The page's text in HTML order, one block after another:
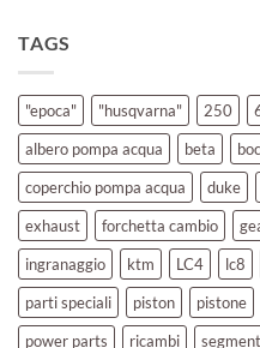
TAGS
"epoca" "husqvarna" 250
albero pompa acqua
beta
coperchio pompa acqua
duke
exhaust
forchetta cambio
ingranaggio
ktm LC4 lc8
parti speciali
piston pistone
power parts
ricambi